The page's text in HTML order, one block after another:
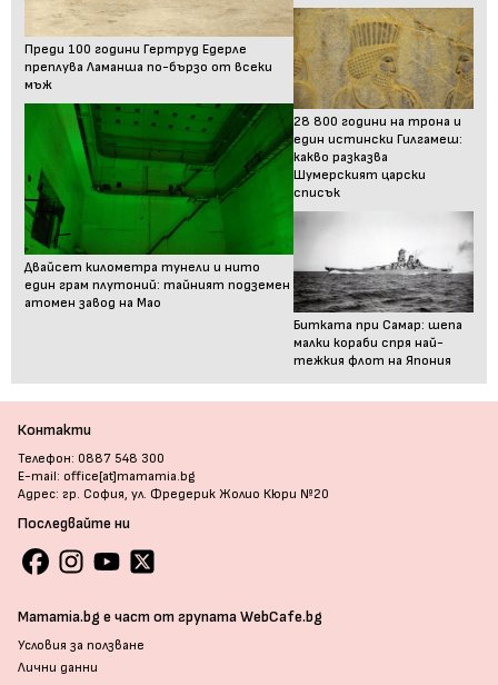
Преди 100 години Гертруд Едерле
преплува Ламанша по-бързо от всеки
мъж
Двайсет километра тунели и нито
един грам плутоний: тайният подземен
атомен завод на Мао
28 800 години на трона и
един истински Гилгамеш:
какво разказва
Шумерският царски
списък
Битката при Самар: шепа
малки кораби спря най-
тежкия флот на Япония
Контакти
Телефон: 0887 548 300
E-mail: office[at]mamamia.bg
Адрес: гр. София, ул. Фредерик Жолио Кюри №20
Последвайте ни
Mamamia.bg е част от групата WebCafe.bg
Условия за ползване
Лични данни